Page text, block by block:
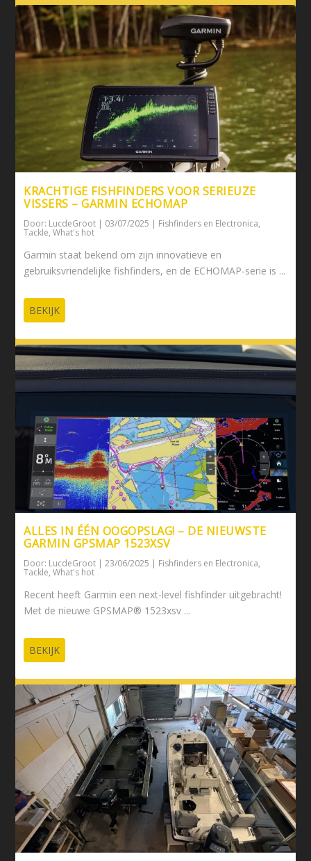
KRACHTIGE FISHFINDERS VOOR SERIEUZE
VISSERS – GARMIN ECHOMAP
Door: LucdeGroot | 03/07/2025 | Fishfinders en Electronica,
Tackle,What's hot
Garmin staat bekend om zijn innovatieve en
gebruiksvriendelijke fishfinders, en de ECHOMAP-serie is ...
BEKIJK
ALLES IN ÉÉN OOGOPSLAG! – DE NIEUWSTE
GARMIN GPSMAP 1523XSV
Door: LucdeGroot |23/06/2025 | Fishfinders en Electronica,
Tackle,What's hot
Recent heeft Garmin een next-level fishfinder uitgebracht!
Met de nieuwe GPSMAP® 1523xsv ...
BEKIJK